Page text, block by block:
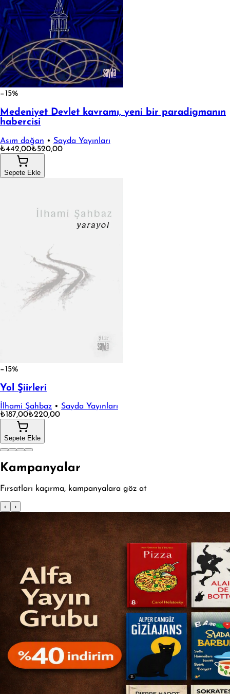
−15%
Medeniyet Devlet kavramı, yeni bir paradigmanın
habercisi
Asım doğan • Sayda Yayınları
₺442,00₺520,00
Sepete Ekle
−15%
Yol Şiirleri
İlhami Şahbaz • Sayda Yayınları
₺187,00₺220,00
Sepete Ekle
Kampanyalar
Fırsatları kaçırma, kampanyalara göz at
‹ ›